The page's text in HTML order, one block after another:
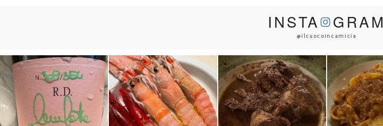
INSTA GRAM
@ilcuocoincamicia